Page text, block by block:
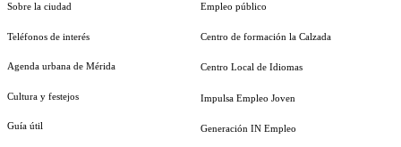
Sobre la ciudad
Teléfonos de interés
Agenda urbana de Mérida
Cultura y festejos
Guía útil
Empleo público
Centro de formación la Calzada
Centro Local de Idiomas
Impulsa Empleo Joven
Generación IN Empleo